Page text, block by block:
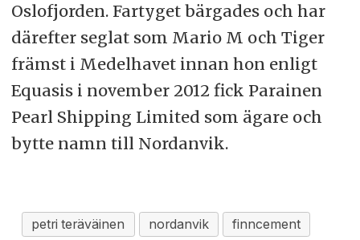
Oslofjorden. Fartyget bärgades och har
därefter seglat som Mario M och Tiger
främst i Medelhavet innan hon enligt
Equasis i november 2012 fick Parainen
Pearl Shipping Limited som ägare och
bytte namn till Nordanvik.
petri teräväinen nordanvik
finncement